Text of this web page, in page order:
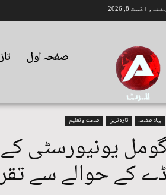
ہفتہ, اگست 8, 2026
صفحہ اول
پہلا صفحہ تازہ ترین صحت و تعلیم
یونیورسٹی
ڈے کے حوالے سے